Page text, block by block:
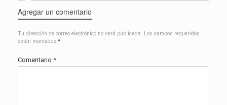
Agregar un comentario
Tu dirección de correo electrónico no será publicada. Los campos requeridos
están marcados *
Comentario *